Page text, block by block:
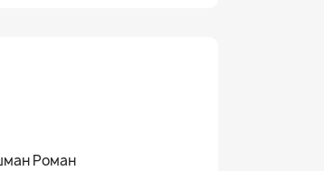
Роман